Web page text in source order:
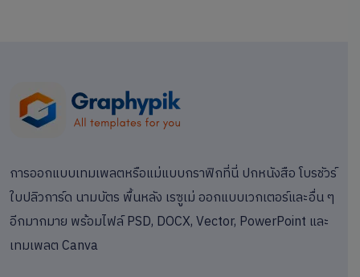
การออกแบบเทมเพลตหรือแม่แบบกราฟิกที่นี่ ปกหนังสือ โบรชัวร์
ใบปลิวการ์ด นามบัตร พื้นหลัง เรซูเม่ ออกแบบเวกเตอร์และอื่น ๆ
อีกมากมาย พร้อมไฟล์ PSD, DOCX, Vector, PowerPoint และ
เทมเพลต Canva